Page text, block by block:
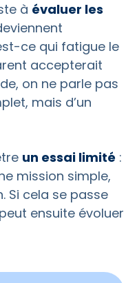
à évaluer les
ce qui fatigue le
accepterait
on ne parle pas
mais d’un
un essai limité :
mission simple,
Si cela se passe
ensuite évoluer